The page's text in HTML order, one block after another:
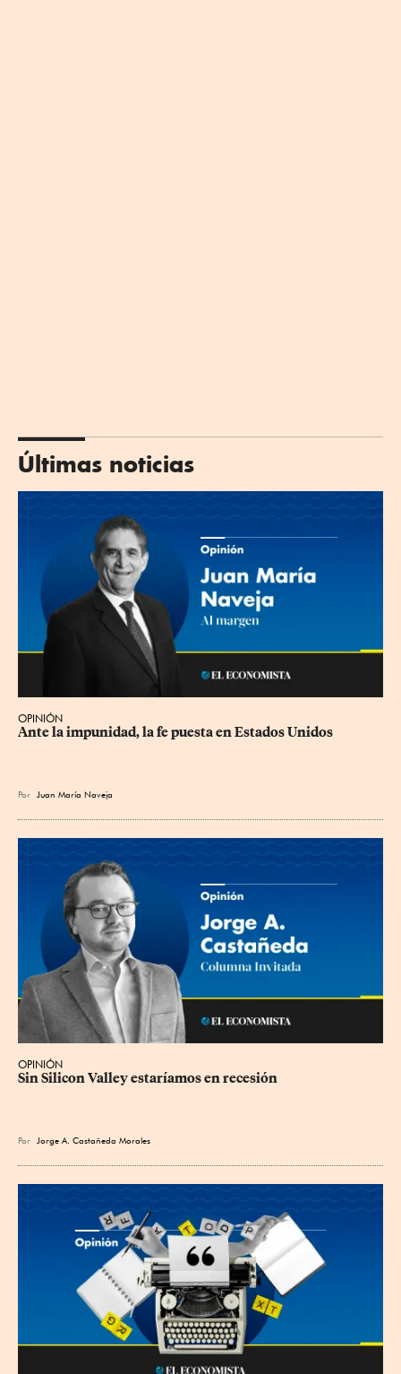
Últimas noticias
OPINIÓN
Ante la impunidad, la fe puesta en Estados Unidos
Por Juan María Naveja
OPINIÓN
Sin Silicon Valley estaríamos en recesión
Por Jorge A. Castañeda Morales